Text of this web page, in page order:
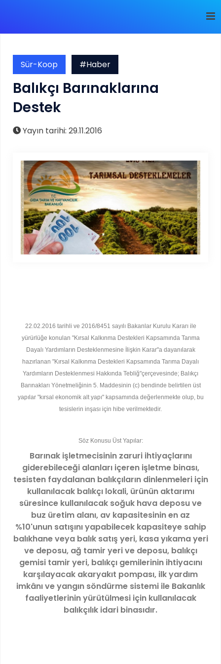
Sür-Koop #Haber
Balıkçı Barınaklarına
Destek
Yayın tarihi: 29.11.2016
22.02.2016 tarihli ve 2016/8451 sayılı Bakanlar Kurulu Kararı ile
yürürlüğe konulan "Kırsal Kalkınma Destekleri Kapsamında Tarıma
Dayalı Yardımların Desteklenmesine İlişkin Karar"a dayanılarak
hazırlanan "Kırsal Kalkınma Destekleri Kapsamında Tarıma Dayalı
Yardımların Desteklenmesi Hakkında Tebliğ"çerçevesinde; Balıkçı
Barınakları Yönetmeliğinin 5. Maddesinin (c) bendinde belirtilen üst
yapılar "kırsal ekonomik alt yapı" kapsamında değerlenmekte olup, bu
tesislerin inşası için hibe verilmektedir.
Söz Konusu Üst Yapılar:
Barınak işletmecisinin zaruri ihtiyaçlarını
giderebileceği alanları içeren işletme binası,
tesisten faydalanan balıkçıların dinlenmeleri için
kullanılacak balıkçı lokali, ürünün aktarımı
süresince kullanılacak soğuk hava deposu ve
buz üretim alanı, av kapasitesinin en az
%10'unun satışını yapabilecek kapasiteye sahip
balıkhane veya balık satış yeri, kasa yıkama yeri
ve deposu, ağ tamir yeri ve deposu, balıkçı
gemisi tamir yeri, balıkçı gemilerinin ihtiyacını
karşılayacak akaryakıt pompası, ilk yardım
imkânı ve yangın söndürme sistemi ile Bakanlık
faaliyetlerinin yürütülmesi için kullanılacak
balıkçılık idari binasıdır.